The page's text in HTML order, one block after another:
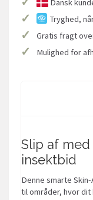
Dansk
✓ Tryghed,
✓ Gratis fragt
✓ Mulighed for
Slip af
insektbid
Denne smarte
til områder, hvor